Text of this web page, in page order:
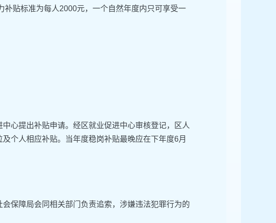
贴标准为每人2000元，一个自然年度内只可享受一
心提出补贴申请。经区就业促进中心审核登记，区人
个人相应补贴。当年度稳岗补贴最晚应在下年度6月
保障局会同相关部门负责追索，涉嫌违法犯罪行为的